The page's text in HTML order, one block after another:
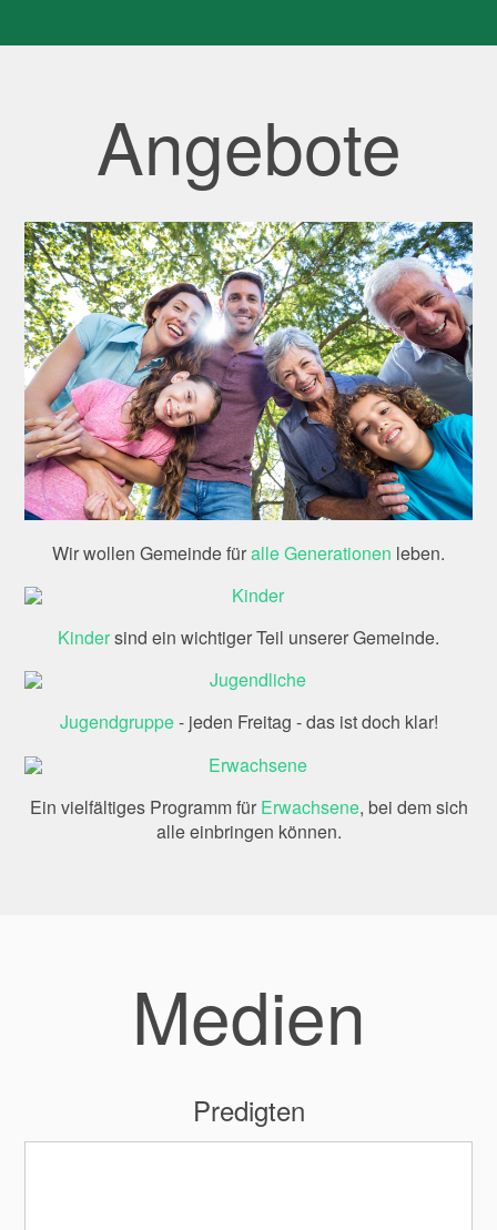
Angebote
Wir wollen Gemeinde füralle Generationen leben.
Kindersind ein wichtiger Teil unserer Gemeinde.
Jugendgruppe- jeden Freitag - das ist doch klar!
Ein vielfältiges Programm für Erwachsene, bei dem sich
alle einbringen können.
Medien
Predigten